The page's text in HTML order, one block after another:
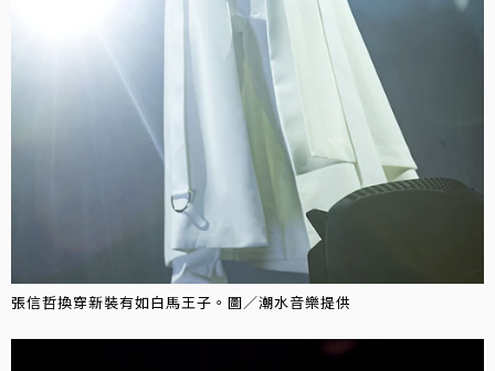
張信哲換穿新裝有如白馬王子。圖／潮水音樂提供